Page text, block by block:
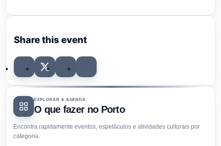
Share this event
EXPLORAR A AGENDA
O que fazer no Porto
Encontra rapidamente eventos, espetáculos e atividades culturais por
categoria.